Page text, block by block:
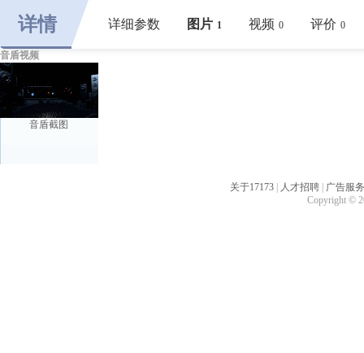
详情 详细参数 图片 1 视频 0 评价 0
音盾视频
音盾截图
关于17173 人才招聘
广告服务
Copyright ©